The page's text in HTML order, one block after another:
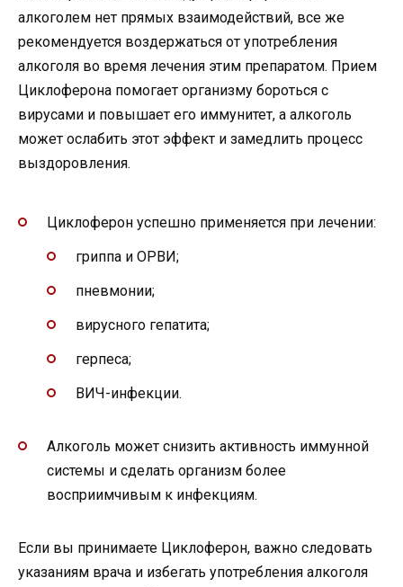
алкоголем нет прямых взаимодействий, все же
рекомендуется воздержаться от употребления
алкоголя во время лечения этим препаратом. Прием
Циклоферона помогает организму бороться с
вирусами и повышает его иммунитет, а алкоголь
может ослабить этот эффект и замедлить процесс
выздоровления.
Циклоферон успешно применяется при лечении:
гриппа и ОРВИ;
пневмонии;
вирусного гепатита;
герпеса;
ВИЧ-инфекции.
Алкоголь может снизить активность иммунной
системы и сделать организм более
восприимчивым к инфекциям.
Если вы принимаете Циклоферон, важно следовать
указаниям врача и избегать употребления алкоголя